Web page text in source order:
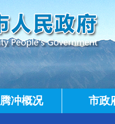
腾冲概况 市政